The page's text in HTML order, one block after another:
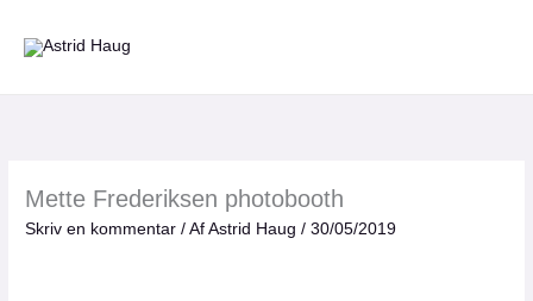
Mette Frederiksen photobooth
Skriv en kommentar / AfAstrid Haug/30/05/2019